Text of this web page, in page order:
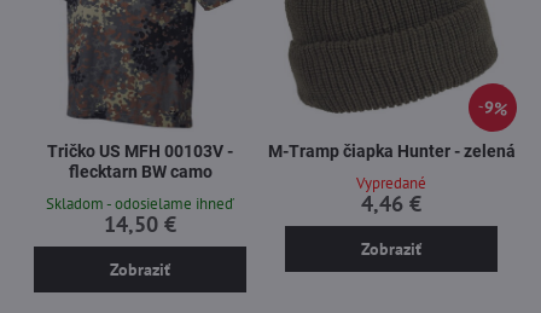
Tričko US MFH 00103V -
flecktarn BW camo
Skladom - odosielame ihneď
14,50 €
Zobraziť
9%
M-Tramp čiapka Hunter - zelená
Vypredané
4,46 €
Zobraziť